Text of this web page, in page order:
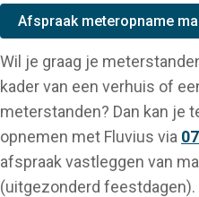
Afspraak meteropname
Wil je graag je
kader van een verhuis of
meterstanden? Dan kan je
opnemen met Fluvius via
afspraak vastleggen van
(uitgezonderd feestdagen).